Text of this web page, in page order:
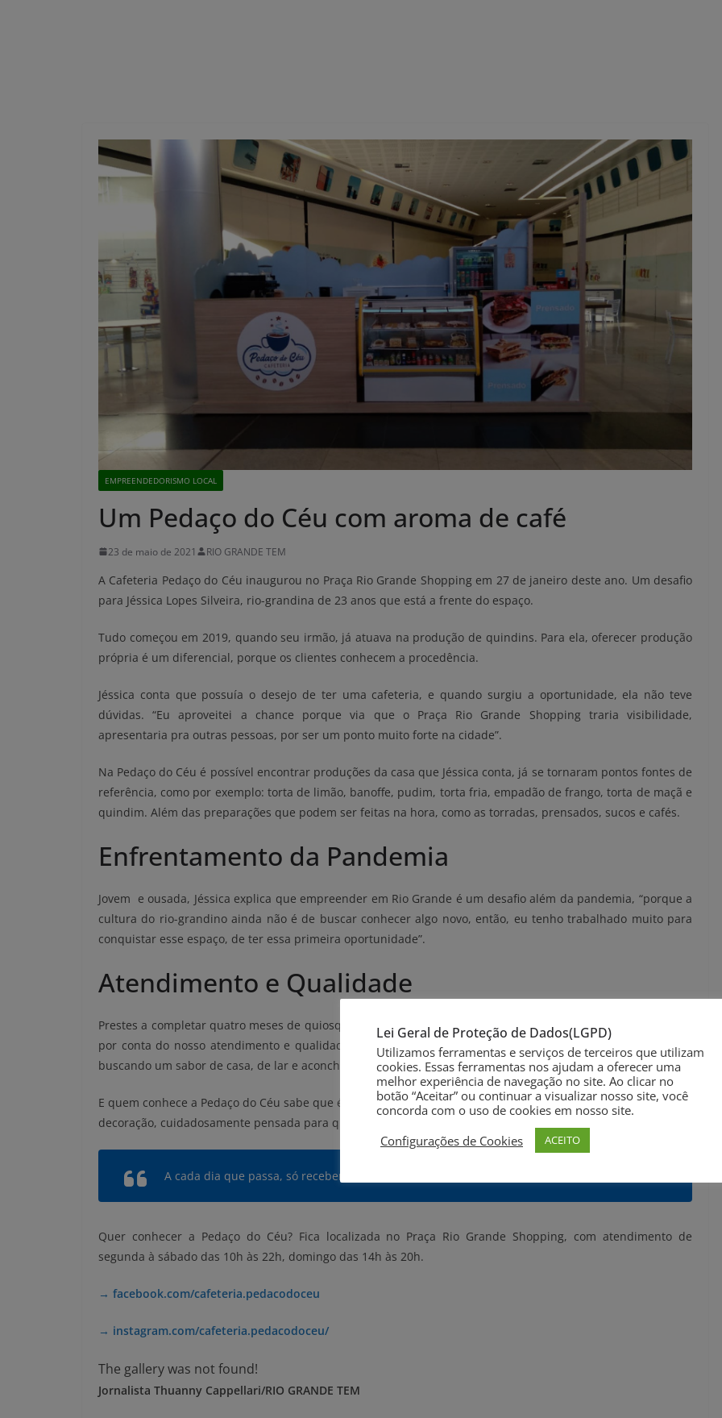
EMPREENDEDORISMO LOCAL
Um Pedaço do Céu com aroma de café
23 de maio de 2021 RIO GRANDE TEM
A Cafeteria Pedaço do Céu inaugurou no Praça Rio Grande Shopping em 27 de janeiro deste ano. Um desafio
para Jéssica Lopes Silveira, rio-grandina de 23 anos que está a frente do espaço.
Tudo começou em 2019, quando seu irmão, já atuava na produção de quindins. Para ela, oferecer produção
própria é um diferencial, porque os clientes conhecem a procedência.
Jéssica conta que possuía o desejo de ter uma cafeteria, e quando surgiu a oportunidade, ela não teve
dúvidas. “Eu aproveitei a chance porque via que o Praça Rio Grande Shopping traria visibilidade,
apresentaria pra outras pessoas, por ser um ponto muito forte na cidade”.
Na Pedaço do Céu é possível encontrar produções da casa que Jéssica conta, já se tornaram pontos fontes de
referência, como por exemplo: torta de limão, banoffe, pudim, torta fria, empadão de frango, torta de maçã e
quindim. Além das preparações que podem ser feitas na hora, como as torradas, prensados, sucos e cafés.
Enfrentamento da Pandemia
Jovem e ousada, Jéssica explica que empreender em Rio Grande é um desafio além da pandemia, “porque a
cultura do rio-grandino ainda não é de buscar conhecer algo novo, então, eu tenho trabalhado muito para
conquistar esse espaço, de ter essa primeira oportunidade”.
Atendimento e Qualidade
Prestes a completar quatro meses de quiosque da cafeteria ela já colhe os frutos “Temos clientes que voltam
por conta do nosso atendimento e qualidade dos produtos”. E o segredo?, ela responde: “Estamos sempre
buscando um sabor de casa, de lar e aconchego para nossos clientes”.
E quem conhece a Pedaço do Céu sabe que é um lugar especial, contando com a sutileza em cada detalhe na
decoração, cuidadosamente pensada para que cada um possa sentir um pouco do sabor de Pedaço do Céu.
A cada dia que passa, só recebemos mais incentivos para continuar.
Quer conhecer a Pedaço do Céu? Fica localizada no Praça Rio Grande Shopping, com atendimento de
segunda à sábado das 10h às 22h, domingo das 14h às 20h.
→ facebook.com/cafeteria.pedacodoceu
→ instagram.com/cafeteria.pedacodoceu/
The gallery was not found!
Jornalista Thuanny Cappellari/RIO GRANDE TEM
Lei Geral de Proteção de Dados(LGPD)
Utilizamos ferramentas e serviços de terceiros que utilizam
cookies. Essas ferramentas nos ajudam a oferecer uma
melhor experiência de navegação no site. Ao clicar no
botão “Aceitar” ou continuar a visualizar nosso site, você
concorda com o uso de cookies em nosso site.
Configurações de Cookies
ACEITO